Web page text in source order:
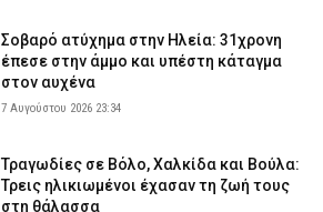
Σοβαρό ατύχημα στην Ηλεία: 31χρονη
έπεσε στην άμμο και υπέστη κάταγμα
στον αυχένα
7 Αυγούστου 2026 23:34
Τραγωδίες σε Βόλο, Χαλκίδα και Βούλα:
Τρεις ηλικιωμένοι έχασαν τη ζωή τους
στη θάλασσα